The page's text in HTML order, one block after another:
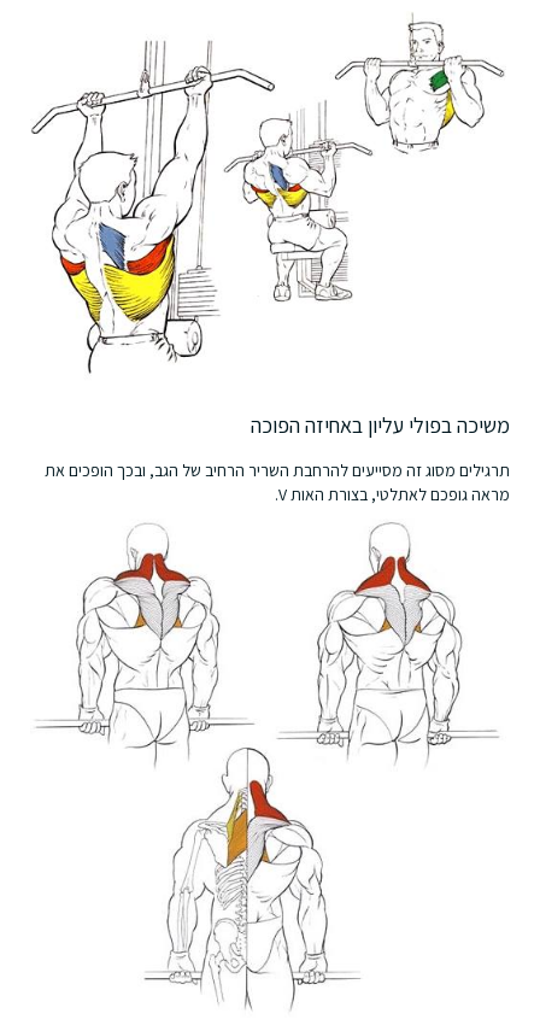
משיכה בפולי עליון באחיזה הפוכה
תרגילים מסוג זה מסייעים להרחבת השריר הרחיב של הגב, ובכך הופכים את
מראה גופכם לאתלטי, בצורת האות V.